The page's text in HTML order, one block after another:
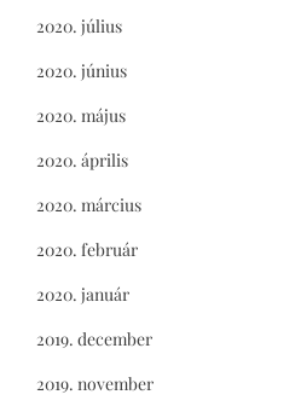
2020. július
2020. június
2020. május
2020. április
2020. március
2020. február
2020. január
2019. december
2019. november